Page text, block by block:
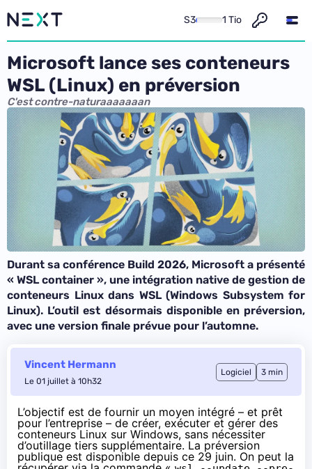
S3 1 Tio
Microsoft lance ses conteneurs
WSL (Linux) en préversion
C'est contre-naturaaaaaaan
Durant sa conférence Build 2026, Microsoft a présenté
« WSL container », une intégration native de gestion de
conteneurs Linux dans WSL (Windows Subsystem for
Linux). L’outil est désormais disponible en préversion,
avec une version finale prévue pour l’automne.
Vincent Hermann
Le 01 juillet à 10h32
Logiciel 3 min
L’objectif est de fournir un moyen intégré – et prêt
pour l’entreprise – de créer, exécuter et gérer des
conteneurs Linux sur Windows, sans nécessiter
d’outillage tiers supplémentaire. La préversion
publique est disponible depuis ce 29 juin. On peut la